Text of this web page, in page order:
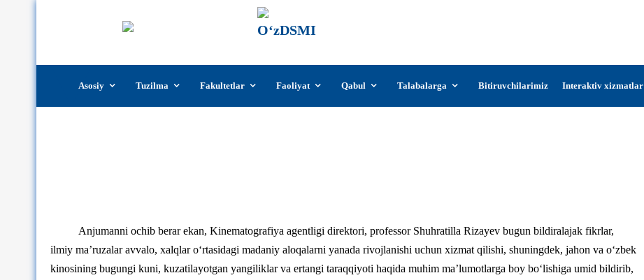
content
Asosiy Tuzilma Fakultetlar Faoliyat Qabul Talabalarga Bitiruvchilarimiz Interaktiv xizmatlar
Anjumanni ochib berar ekan, Kinematografiya agentligi direktori, professor Shuhratilla Rizayev bugun bildiralajak fikrlar,
ilmiy ma’ruzalar avvalo, xalqlar o‘rtasidagi madaniy aloqalarni yanada rivojlanishi uchun xizmat qilishi, shuningdek, jahon va o‘zbek
kinosining bugungi kuni, kuzatilayotgan yangiliklar va ertangi taraqqiyoti haqida muhim ma’lumotlarga boy bo‘lishiga umid bildirib,